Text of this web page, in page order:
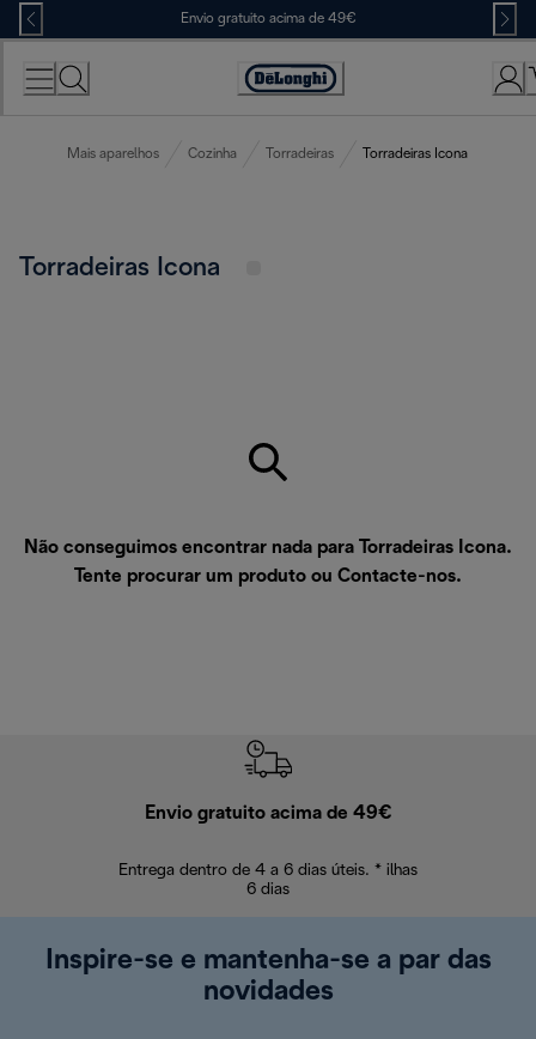
Skip
to
Content
Envio gratuito acima de 49€
Accessibility
Mais aparelhos Cozinha Torradeiras Torradeiras Icona
Torradeiras Icona
Não conseguimos encontrar nada para Torradeiras Icona.
Tente procurar um produto ou Contacte-nos.
Envio gratuito acima de 49€
Entrega dentro de 4 a 6 dias úteis. * ilhas
6 dias
Inspire-se e mantenha-se a par das
novidades